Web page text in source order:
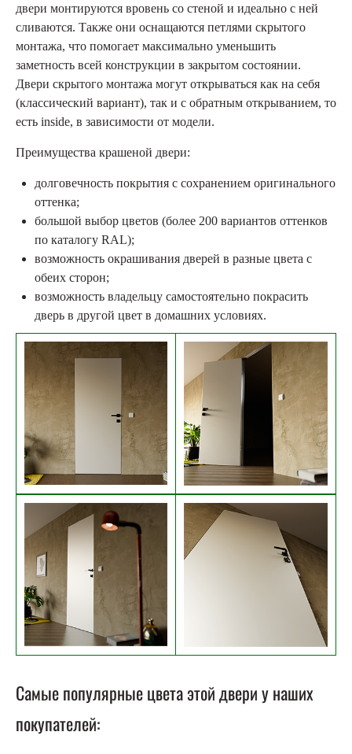
двери монтируются вровень со стеной и идеально с ней
сливаются. Также они оснащаются петлями скрытого
монтажа, что помогает максимально уменьшить
заметность всей конструкции в закрытом состоянии.
Двери скрытого монтажа могут открываться как на себя
(классический вариант), так и с обратным открыванием, то
есть inside, в зависимости от модели.
Преимущества крашеной двери:
долговечность покрытия с сохранением оригинального
оттенка;
большой выбор цветов (более 200 вариантов оттенков
по каталогу RAL);
возможность окрашивания дверей в разные цвета с
обеих сторон;
возможность владельцу самостоятельно покрасить
дверь в другой цвет в домашних условиях.
Самые популярные цвета этой двери у наших
покупателей: